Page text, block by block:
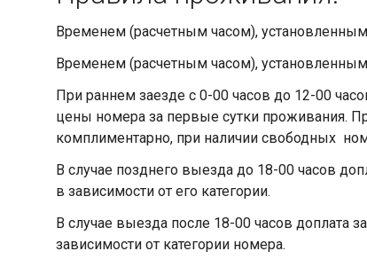
Временем (расчетным часом), установленным
Временем (расчетным часом), установленным
При раннем заезде с 0-00 часов до 12-00
цены номера за первые сутки проживания.
комплиментарно, при наличии свободных
В случае позднего выезда до 18-00 часов
в зависимости от его категории.
В случае выезда после 18-00 часов доплата
зависимости от категории номера.